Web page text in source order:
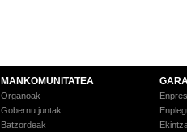
MANKOMUNITATEA
Organoak
Gobernu juntak
Batzordeak